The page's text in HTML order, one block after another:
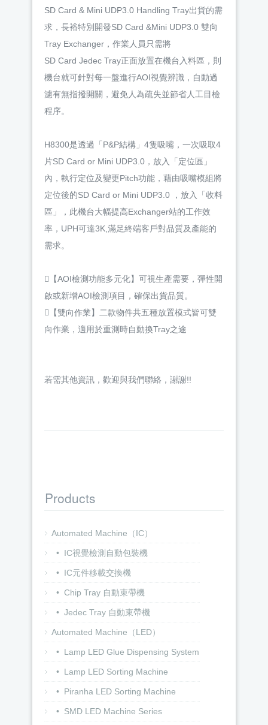
SD Card & Mini UDP3.0 Handling Tray出貨的需
求，長裕特別開發SD Card &Mini UDP3.0 雙向
Tray Exchanger，作業人員只需將
SD Card Jedec Tray正面放置在機台入料區，則
機台就可針對每一盤進行AOI視覺辨識，自動過
濾有無指撥開關，避免人為疏失並節省人工目檢
程序。
H8300是透過「P&P結構」4隻吸嘴，一次吸取4
片SD Card or Mini UDP3.0，放入「定位區」
內，執行定位及變更Pitch功能，藉由吸嘴模組將
定位後的SD Card or Mini UDP3.0 ，放入「收料
區」，此機台大幅提高Exchanger站的工作效
率，UPH可達3K,滿足終端客戶對品質及產能的
需求。
【AOI檢測功能多元化】可視生產需要，彈性開
啟或新增AOI檢測項目，確保出貨品質。
【雙向作業】二款物件共五種放置模式皆可雙
向作業，適用於重測時自動換Tray之途
若需其他資訊，歡迎與我們聯絡，謝謝!!
Products
Automated Machine（IC）
• IC視覺檢測自動包裝機
• IC元件移載交換機
• Chip Tray 自動束帶機
• Jedec Tray 自動束帶機
Automated Machine（LED）
• Lamp LED Glue Dispensing System
• Lamp LED Sorting Machine
• Piranha LED Sorting Machine
• SMD LED Machine Series